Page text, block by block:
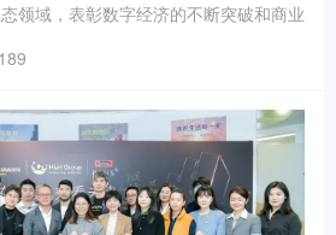
领域，表彰数字经济的不断突破和商业
！